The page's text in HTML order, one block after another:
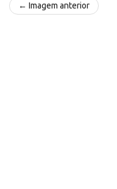
← Imagem anterior